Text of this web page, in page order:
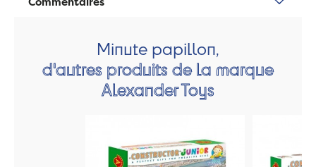
Minute papillon,
d'autres produits de la marque
Alexander Toys